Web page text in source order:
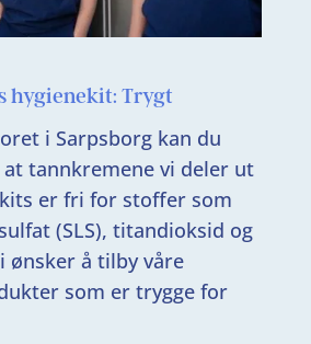
hygienekit: Trygt
i Sarpsborg kan du
tannkremene vi deler ut
er fri for stoffer som
(SLS), titandioksid og
ønsker å tilby våre
som er trygge for